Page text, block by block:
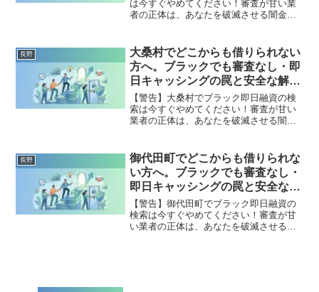
は今すぐやめてください！審査が甘い業
者の正体は、あなたを破滅させる闇金で
違法業者を避け、借金地獄から抜け出し
た方々の実体験と確実な解決策を完全公
開。
長野
大桑村でどこからも借りられない
方へ。ブラックでも審査なし・即
日キャッシングの罠と安全な解決
策
【警告】大桑村でブラック即日融資の検
索は今すぐやめてください！審査が甘い
業者の正体は、あなたを破滅させる闇金
村で違法業者を避け、借金地獄から抜け
出した方々の実体験と確実な解決策を完
全公開。
長野
御代田町でどこからも借りられな
い方へ。ブラックでも審査なし・
即日キャッシングの罠と安全な解
決策
【警告】御代田町でブラック即日融資の
検索は今すぐやめてください！審査が甘
い業者の正体は、あなたを破滅させる闇